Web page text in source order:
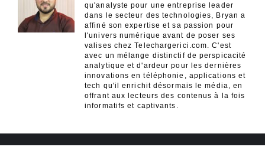
qu'analyste pour une entreprise leader
dans le secteur des technologies, Bryan a
affiné son expertise et sa passion pour
l'univers numérique avant de poser ses
valises chez Telechargerici.com. C'est
avec un mélange distinctif de perspicacité
analytique et d'ardeur pour les dernières
innovations en téléphonie, applications et
tech qu'il enrichit désormais le média, en
offrant aux lecteurs des contenus à la fois
informatifs et captivants.